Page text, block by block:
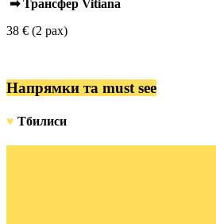
➡ Трансфер Vitiana
38 € (2 pax)
Напрямки та must see
♥ Тбилиси